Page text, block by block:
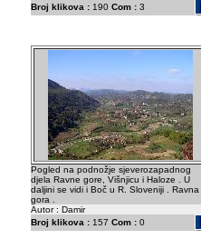
Broj klikova :190 Com :3
Pogled na podnožje sjeverozapadnog
djela Ravne gore, Višnjicu i Haloze . U
daljini se vidi i Boč u R. Sloveniji . Ravna
gora .
Autor : Damir
Broj klikova :157 Com :0